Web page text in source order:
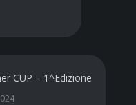
CUP – 1^Edizione